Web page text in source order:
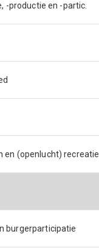
-productie en -partic.
en (openlucht) recreatie
burgerparticipatie